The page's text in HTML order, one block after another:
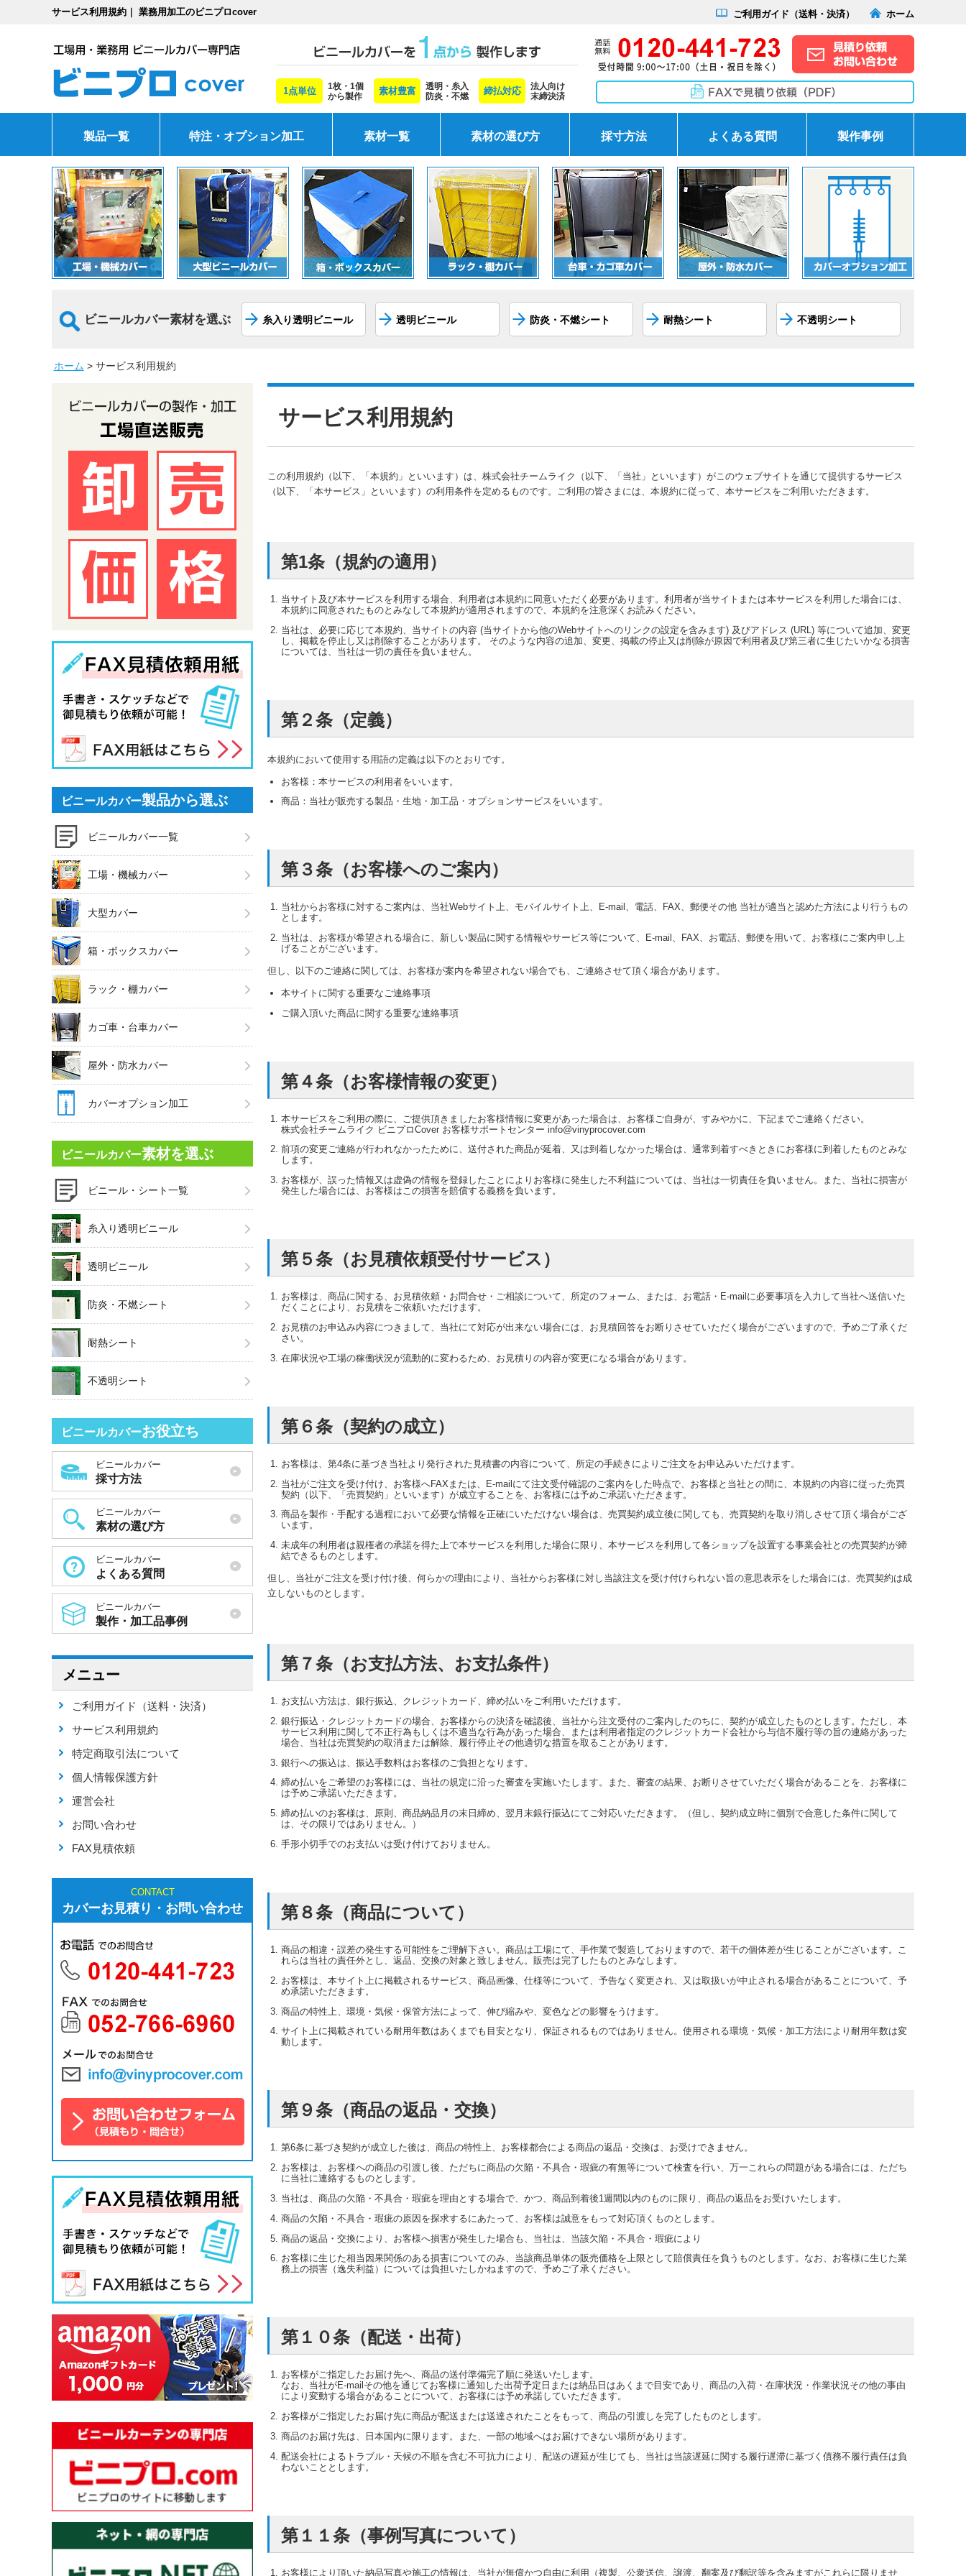
サービス利用規約｜ 業務用加工のビニプロcover ご利用ガイド（送料・決済） ホーム
1点単位
1枚・1個
から製作
素材豊富
透明・糸入
防炎・不燃
締払対応
法人向け
末締決済
製品一覧 特注・オプション加工 素材一覧 素材の選び方 採寸方法 よくある質問 製作事例
ビニールカバー素材を選ぶ 糸入り透明ビニール 透明ビニール 防炎・不燃シート 耐熱シート 不透明シート
ホーム > サービス利用規約
サービス利用規約
この利用規約（以下、「本規約」といいます）は、株式会社チームライク（以下、「当社」といいます）がこのウェブサイトを通じて提供するサービス
（以下、「本サービス」といいます）の利用条件を定めるものです。ご利用の皆さまには、本規約に従って、本サービスをご利用いただきます。
第1条（規約の適用）
当サイト及び本サービスを利用する場合、利用者は本規約に同意いただく必要があります。利用者が当サイトまたは本サービスを利用した場合には、
本規約に同意されたものとみなして本規約が適用されますので、本規約を注意深くお読みください。
当社は、必要に応じて本規約、当サイトの内容 (当サイトから他のWebサイトへのリンクの設定を含みます) 及びアドレス (URL) 等について追加、変更
し、掲載を停止し又は削除することがあります。 そのような内容の追加、変更、掲載の停止又は削除が原因で利用者及び第三者に生じたいかなる損害
については、当社は一切の責任を負いません。
第２条（定義）
本規約において使用する用語の定義は以下のとおりです。
お客様：本サービスの利用者をいいます。
商品：当社が販売する製品・生地・加工品・オプションサービスをいいます。
第３条（お客様へのご案内）
当社からお客様に対するご案内は、当社Webサイト上、モバイルサイト上、E-mail、電話、FAX、郵便その他 当社が適当と認めた方法により行うもの
とします。
当社は、お客様が希望される場合に、新しい製品に関する情報やサービス等について、E-mail、FAX、お電話、郵便を用いて、お客様にご案内申し上
げることがございます。
但し、以下のご連絡に関しては、お客様が案内を希望されない場合でも、ご連絡させて頂く場合があります。
本サイトに関する重要なご連絡事項
ご購入頂いた商品に関する重要な連絡事項
第４条（お客様情報の変更）
本サービスをご利用の際に、ご提供頂きましたお客様情報に変更があった場合は、お客様ご自身が、すみやかに、下記までご連絡ください。
株式会社チームライク ビニプロCover お客様サポートセンター info@vinyprocover.com
前項の変更ご連絡が行われなかったために、送付された商品が延着、又は到着しなかった場合は、通常到着すべきときにお客様に到着したものとみな
します。
お客様が、誤った情報又は虚偽の情報を登録したことによりお客様に発生した不利益については、当社は一切責任を負いません。また、当社に損害が
発生した場合には、お客様はこの損害を賠償する義務を負います。
第５条（お見積依頼受付サービス）
お客様は、商品に関する、お見積依頼・お問合せ・ご相談について、所定のフォーム、または、お電話・E-mailに必要事項を入力して当社へ送信いた
だくことにより、お見積をご依頼いただけます。
お見積のお申込み内容につきまして、当社にて対応が出来ない場合には、お見積回答をお断りさせていただく場合がございますので、予めご了承くだ
さい。
在庫状況や工場の稼働状況が流動的に変わるため、お見積りの内容が変更になる場合があります。
第６条（契約の成立）
お客様は、第4条に基づき当社より発行された見積書の内容について、所定の手続きによりご注文をお申込みいただけます。
当社がご注文を受け付け、お客様へFAXまたは、E-mailにて注文受付確認のご案内をした時点で、お客様と当社との間に、本規約の内容に従った売買
契約（以下、「売買契約」といいます）が成立することを、お客様には予めご承諾いただきます。
商品を製作・手配する過程において必要な情報を正確にいただけない場合は、売買契約成立後に関しても、売買契約を取り消しさせて頂く場合がござ
います。
未成年の利用者は親権者の承諾を得た上で本サービスを利用した場合に限り、本サービスを利用して各ショップを設置する事業会社との売買契約が締
結できるものとします。
但し、当社がご注文を受け付け後、何らかの理由により、当社からお客様に対し当該注文を受け付けられない旨の意思表示をした場合には、売買契約は成
立しないものとします。
第７条（お支払方法、お支払条件）
お支払い方法は、銀行振込、クレジットカード、締め払いをご利用いただけます。
銀行振込・クレジットカードの場合、お客様からの決済を確認後、当社から注文受付のご案内したのちに、契約が成立したものとします。ただし、本
サービス利用に関して不正行為もしくは不適当な行為があった場合、または利用者指定のクレジットカード会社から与信不履行等の旨の連絡があった
場合、当社は売買契約の取消または解除、履行停止その他適切な措置を取ることがあります。
銀行への振込は、振込手数料はお客様のご負担となります。
締め払いをご希望のお客様には、当社の規定に沿った審査を実施いたします。また、審査の結果、お断りさせていただく場合があることを、お客様に
は予めご承諾いただきます。
締め払いのお客様は、原則、商品納品月の末日締め、翌月末銀行振込にてご対応いただきます。（但し、契約成立時に個別で合意した条件に関して
は、その限りではありません。）
手形小切手でのお支払いは受け付けておりません。
第８条（商品について）
商品の相違・誤差の発生する可能性をご理解下さい。商品は工場にて、手作業で製造しておりますので、若干の個体差が生じることがございます。こ
れらは当社の責任外とし、返品、交換の対象と致しません。販売は完了したものとみなします。
お客様は、本サイト上に掲載されるサービス、商品画像、仕様等について、予告なく変更され、又は取扱いが中止される場合があることについて、予
め承諾いただきます。
商品の特性上、環境・気候・保管方法によって、伸び縮みや、変色などの影響をうけます。
サイト上に掲載されている耐用年数はあくまでも目安となり、保証されるものではありません。使用される環境・気候・加工方法により耐用年数は変
動します。
第９条（商品の返品・交換）
第6条に基づき契約が成立した後は、商品の特性上、お客様都合による商品の返品・交換は、お受けできません。
お客様は、お客様への商品の引渡し後、ただちに商品の欠陥・不具合・瑕疵の有無等について検査を行い、万一これらの問題がある場合には、ただち
に当社に連絡するものとします。
当社は、商品の欠陥・不具合・瑕疵を理由とする場合で、かつ、商品到着後1週間以内のものに限り、商品の返品をお受けいたします。
商品の欠陥・不具合・瑕疵の原因を探求するにあたって、お客様は誠意をもって対応頂くものとします。
商品の返品・交換により、お客様へ損害が発生した場合も、当社は、当該欠陥・不具合・瑕疵により
お客様に生じた相当因果関係のある損害についてのみ、当該商品単体の販売価格を上限として賠償責任を負うものとします。なお、お客様に生じた業
務上の損害（逸失利益）については負担いたしかねますので、予めご了承ください。
第１０条（配送・出荷）
お客様がご指定したお届け先へ、商品の送付準備完了順に発送いたします。
なお、当社がE-mailその他を通じてお客様に通知した出荷予定日または納品日はあくまで目安であり、商品の入荷・在庫状況・作業状況その他の事由
により変動する場合があることについて、お客様には予め承諾していただきます。
お客様がご指定したお届け先に商品が配送または送達されたことをもって、商品の引渡しを完了したものとします。
商品のお届け先は、日本国内に限ります。また、一部の地域へはお届けできない場所があります。
配送会社によるトラブル・天候の不順を含む不可抗力により、配送の遅延が生じても、当社は当該遅延に関する履行遅滞に基づく債務不履行責任は負
わないこととします。
第１１条（事例写真について）
お客様により頂いた納品写真や施工の情報は、当社が無償かつ自由に利用（複製、公衆送信、譲渡、翻案及び翻訳等を含みますがこれらに限りませ
ビニールカバー製品から選ぶ
ビニールカバー一覧
工場・機械カバー
大型カバー
箱・ボックスカバー
ラック・棚カバー
カゴ車・台車カバー
屋外・防水カバー
カバーオプション加工
ビニールカバー素材を選ぶ
ビニール・シート一覧
糸入り透明ビニール
透明ビニール
防炎・不燃シート
耐熱シート
不透明シート
ビニールカバーお役立ち
ビニールカバー
採寸方法
ビニールカバー
素材の選び方
ビニールカバー
よくある質問
ビニールカバー
製作・加工品事例
メニュー
ご利用ガイド（送料・決済）
サービス利用規約
特定商取引法について
個人情報保護方針
運営会社
お問い合わせ
FAX見積依頼
CONTACT
カバーお見積り・お問い合わせ